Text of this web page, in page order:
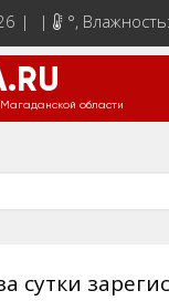
| | °,
области
сутки